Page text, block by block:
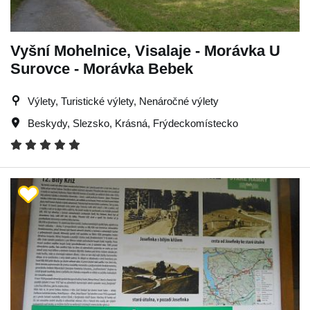
Vyšní Mohelnice, Visalaje - Morávka U
Surovce - Morávka Bebek
Výlety, Turistické výlety, Nenáročné výlety
Beskydy, Slezsko, Krásná, Frýdeckomístecko